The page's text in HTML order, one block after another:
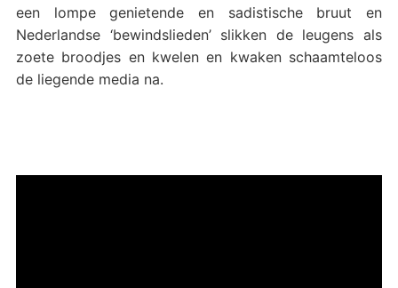
een lompe genietende en sadistische bruut en
Nederlandse ‘bewindslieden’ slikken de leugens als
zoete broodjes en kwelen en kwaken schaamteloos
de liegende media na.